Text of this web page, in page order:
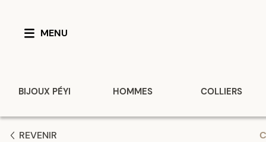
MENU
BIJOUX PÉYI HOMMES COLLIERS
REVENIR